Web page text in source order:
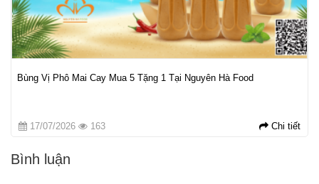
Bùng Vị Phô Mai Cay Mua 5 Tặng 1 Tại Nguyên Hà Food
17/07/2026 163 Chi tiết
Bình luận